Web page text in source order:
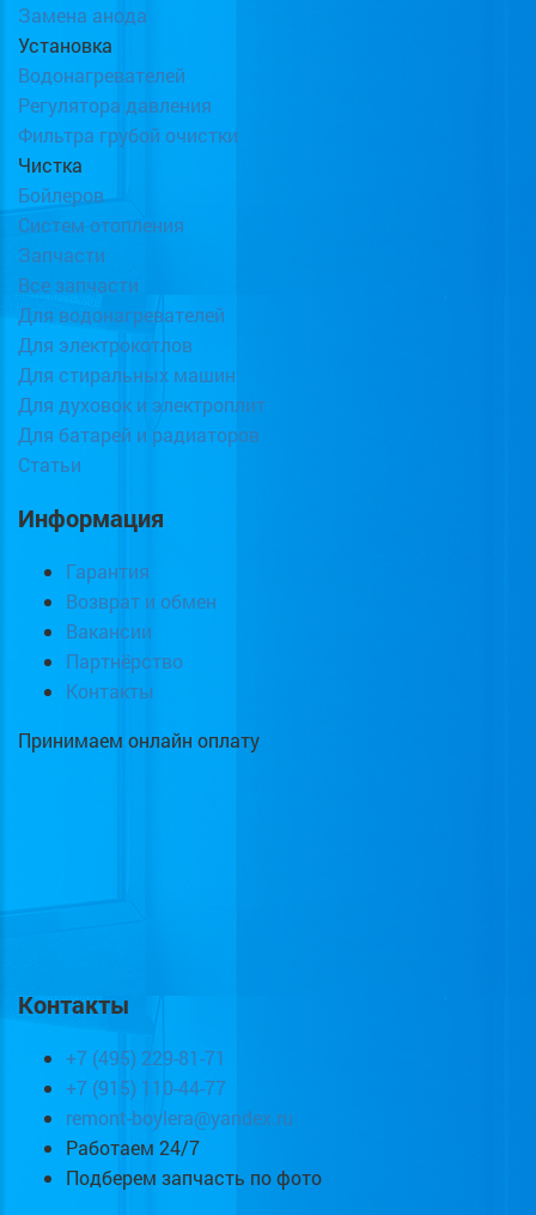
Замена анода
Установка
Водонагревателей
Регулятора давления
Фильтра грубой очистки
Чистка
Бойлеров
Систем отопления
Запчасти
Все запчасти
Для водонагревателей
Для электрокотлов
Для стиральных машин
Для духовок и электроплит
Для батарей и радиаторов
Статьи
Информация
Гарантия
Возврат и обмен
Вакансии
Партнёрство
Контакты
Принимаем онлайн оплату
Контакты
+7 (495) 229-81-71
+7 (915) 110-44-77
remont-boylera@yandex.ru
Работаем 24/7
Подберем запчасть по фото